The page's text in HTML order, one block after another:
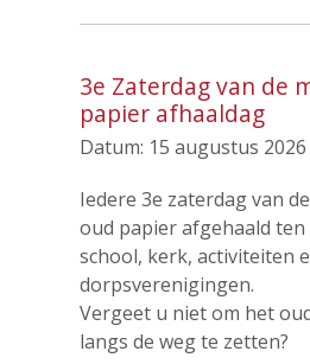
3e Zaterdag van de
papier afhaaldag
Datum: 15 augustus 2026
Iedere 3e zaterdag van
oud papier afgehaald ten
school, kerk, activiteiten
dorpsverenigingen.
Vergeet u niet om het
langs de weg te zetten?